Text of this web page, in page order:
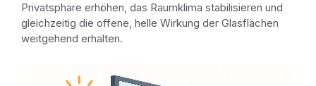
Privatsphäre erhöhen, das Raumklima stabilisieren und
gleichzeitig die offene, helle Wirkung der Glasflächen
weitgehend erhalten.